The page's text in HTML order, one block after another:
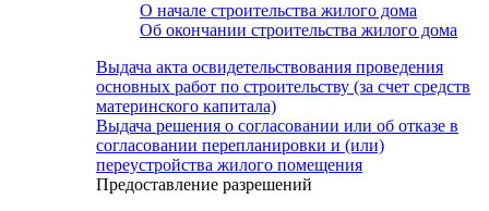
О начале строительства жилого дома
Об окончании строительства жилого дома
Выдача акта освидетельствования проведения
основных работ по строительству (за счет средств
материнского капитала)
Выдача решения о согласовании или об отказе в
согласовании перепланировки и (или)
переустройства жилого помещения
Предоставление разрешений